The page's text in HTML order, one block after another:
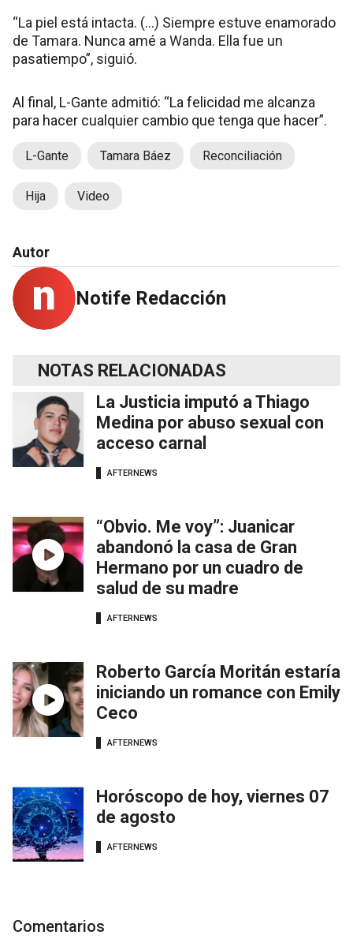
“La piel está intacta. (...) Siempre estuve enamorado
de Tamara. Nunca amé a Wanda. Ella fue un
pasatiempo”, siguió.
Al final, L-Gante admitió: “La felicidad me alcanza
para hacer cualquier cambio que tenga que hacer”.
L-Gante Tamara Báez Reconciliación
Hija Video
Autor
Notife Redacción
NOTAS RELACIONADAS
La Justicia imputó a Thiago
Medina por abuso sexual con
acceso carnal
AFTERNEWS
“Obvio. Me voy”: Juanicar
abandonó la casa de Gran
Hermano por un cuadro de
salud de su madre
AFTERNEWS
Roberto García Moritán estaría
iniciando un romance con Emily
Ceco
AFTERNEWS
Horóscopo de hoy, viernes 07
de agosto
AFTERNEWS
Comentarios